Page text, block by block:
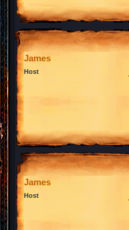
James
Host
James
Host